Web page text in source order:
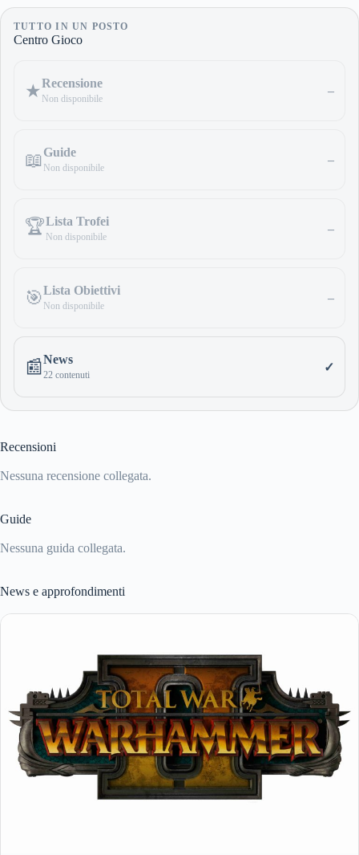
TUTTO IN UN POSTO
Centro Gioco
★Recensione
Non disponibile
–
📖Guide
Non disponibile
–
🏆Lista Trofei
Non disponibile
–
🎯Lista Obiettivi
Non disponibile
–
📰News
22 contenuti
✓
Recensioni
Nessuna recensione collegata.
Guide
Nessuna guida collegata.
News e approfondimenti